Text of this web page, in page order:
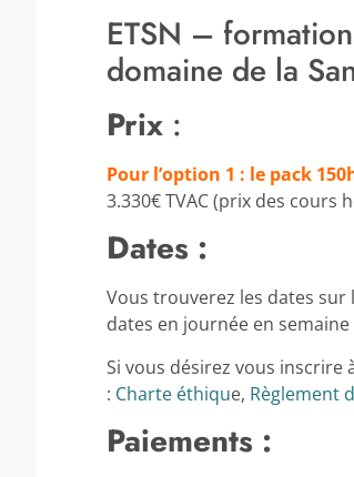
ETSN –
domaine de la
Prix :
Pour l’option 1 : le pack
3.330€ TVAC (prix des cours
Dates :
Vous trouverez les dates
dates en journée en semaine
Si vous désirez vous
: Charte éthique, Règlement
Paiements :